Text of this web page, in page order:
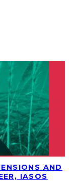
AND
IASOS